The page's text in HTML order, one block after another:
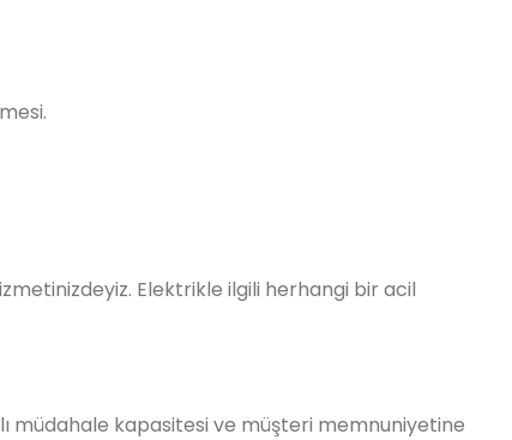
Elektrikle ilgili herhangi bir acil
müdahale kapasitesi ve müşteri memnuniyetine